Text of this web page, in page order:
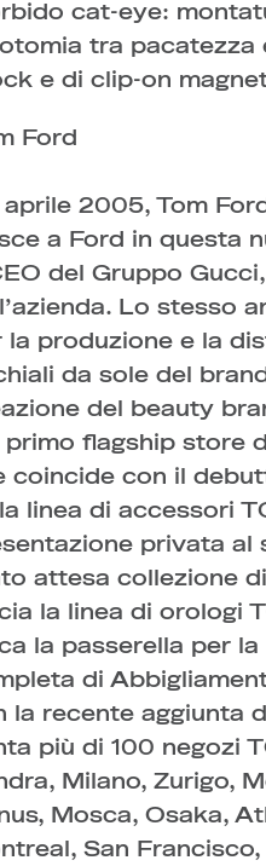
cat-eye:
tra pacatezza
e di clip-on
Ford
2005, Tom
a Ford in questa
del Gruppo
Lo stesso
la produzione e la
da sole del
del beauty
primo flagship store
coincide con il
linea di accessori
privata al
attesa collezione
la linea di orologi
la passerella per
di
la recente aggiunta
più di 100 negozi
Milano, Zurigo,
Mosca, Osaka,
San